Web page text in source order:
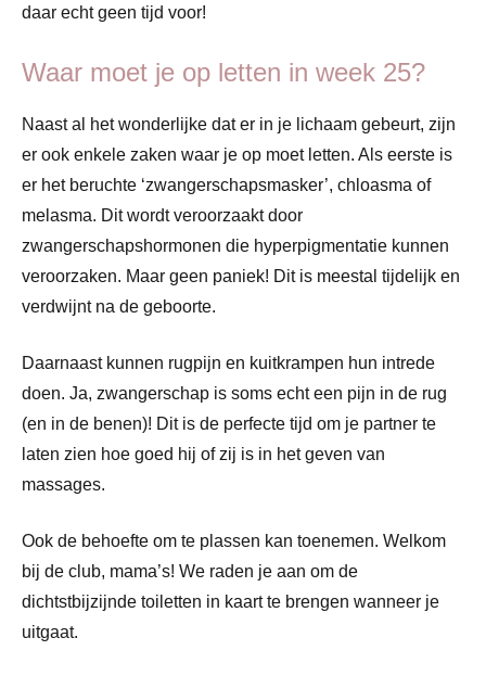
daar echt geen tijd voor!
Waar moet je op letten in week 25?
Naast al het wonderlijke dat er in je lichaam gebeurt, zijn
er ook enkele zaken waar je op moet letten. Als eerste is
er het beruchte ‘zwangerschapsmasker’, chloasma of
melasma. Dit wordt veroorzaakt door
zwangerschapshormonen die hyperpigmentatie kunnen
veroorzaken. Maar geen paniek! Dit is meestal tijdelijk en
verdwijnt na de geboorte.
Daarnaast kunnen rugpijn en kuitkrampen hun intrede
doen. Ja, zwangerschap is soms echt een pijn in de rug
(en in de benen)! Dit is de perfecte tijd om je partner te
laten zien hoe goed hij of zij is in het geven van
massages.
Ook de behoefte om te plassen kan toenemen. Welkom
bij de club, mama’s! We raden je aan om de
dichtstbijzijnde toiletten in kaart te brengen wanneer je
uitgaat.